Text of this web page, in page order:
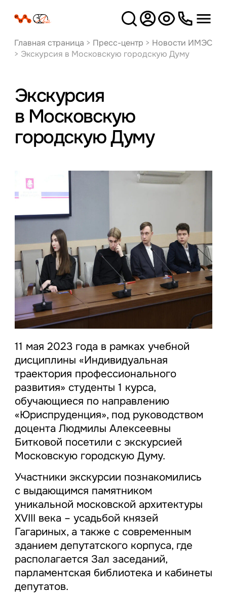
Версия
для слабовидящих
Главная страница > Пресс-центр > Новости ИМЭС
> Экскурсия в Московскую городскую Думу
Экскурсия
в Московскую
городскую Думу
11 мая 2023 года в рамках учебной
дисциплины «Индивидуальная
траектория профессионального
развития» студенты 1 курса,
обучающиеся по направлению
«Юриспруденция», под руководством
доцента Людмилы Алексеевны
Битковой посетили с экскурсией
Московскую городскую Думу.
Участники экскурсии познакомились
с выдающимся памятником
уникальной московской архитектуры
XVIII века – усадьбой князей
Гагариных, а также с современным
зданием депутатского корпуса, где
располагается Зал заседаний,
парламентская библиотека и кабинеты
депутатов.